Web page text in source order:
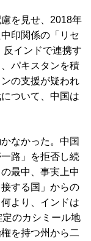
を見せ、2018年
印関係の「リセ
反インドで連携す
パキスタンを積
の支援が疑われ
ついて、中国は
なかった。中国
路」を拒否し続
最中、事実上中
する国」からの
より、インドは
のカシミール地
を持つ州から二